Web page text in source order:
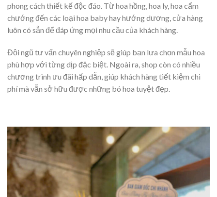
phong cách thiết kế độc đáo. Từ hoa hồng, hoa ly, hoa cẩm
chướng đến các loại hoa baby hay hướng dương, cửa hàng
luôn có sẵn để đáp ứng mọi nhu cầu của khách hàng.
Đội ngũ tư vấn chuyên nghiệp sẽ giúp bạn lựa chọn mẫu hoa
phù hợp với từng dịp đặc biệt. Ngoài ra, shop còn có nhiều
chương trình ưu đãi hấp dẫn, giúp khách hàng tiết kiệm chi
phí mà vẫn sở hữu được những bó hoa tuyệt đẹp.